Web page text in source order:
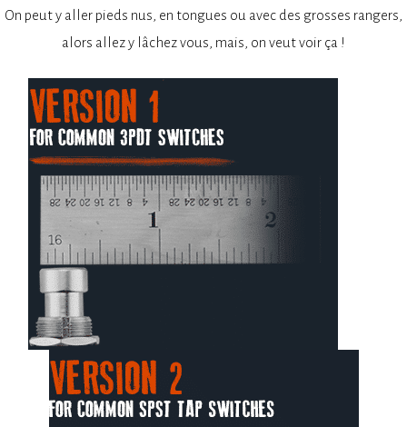
On peut y aller pieds nus, en tongues ou avec des grosses rangers,
alors allez y lâchez vous, mais, on veut voir ça !